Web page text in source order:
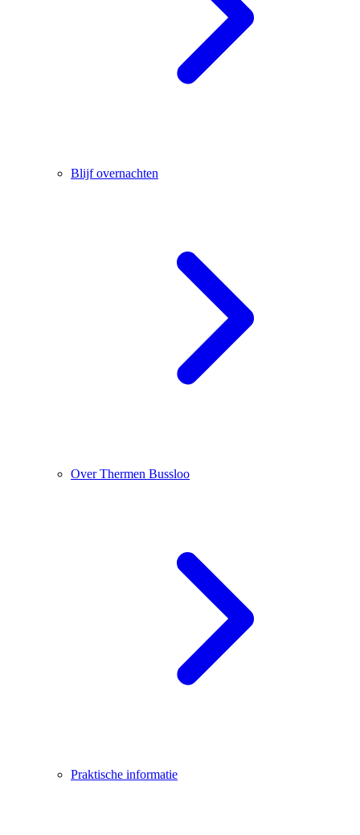
Blijf overnachten
Over Thermen Bussloo
Praktische informatie